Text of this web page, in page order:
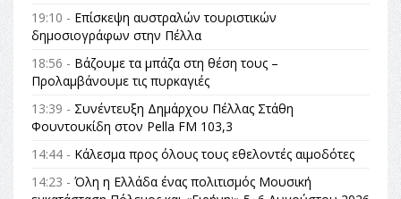
19:10 - Επίσκεψη αυστραλών τουριστικών
δημοσιογράφων στην Πέλλα
18:56 - Βάζουμε τα μπάζα στη θέση τους –
Προλαμβάνουμε τις πυρκαγιές
13:39 - Συνέντευξη Δημάρχου Πέλλας Στάθη
Φουντουκίδη στον Pella FM 103,3
14:44 - Κάλεσμα προς όλους τους εθελοντές αιμοδότες
14:23 - Όλη η Ελλάδα ένας πολιτισμός Μουσική